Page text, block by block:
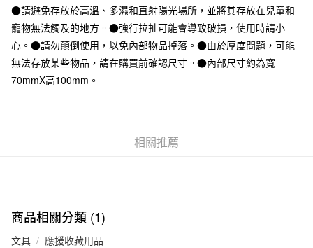
付款後全家取貨
每筆NT$65，滿NT$1,000(含以上)免運費
7-11取貨付款
每筆NT$65，滿NT$1,000(含以上)免運費
免運費
●請避免存放於高溫、多濕和直射陽光場所，並將其存放在兒童和
寵物無法觸及的地方。●強行拉扯可能會導致破損，使用時請小
心。●請勿顛倒使用，以免內部物品掉落。●由於厚度問題，可能
無法存放某些物品，請在購買前確認尺寸。●內部尺寸約為寬
70mmX高100mm。
相關推薦
商品相關分類 (1)
文具 應援收藏用品